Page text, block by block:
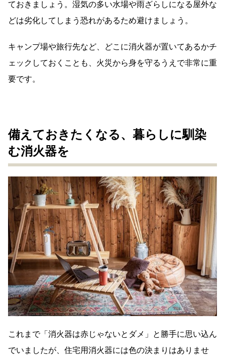
ておきましょう。湿気の多い水場や雨ざらしになる屋外な
どは劣化してしまう恐れがあるため避けましょう。
キャンプ場や旅行先など、どこに消火器が置いてあるかチ
ェックしておくことも、火災から身を守るうえで非常に重
要です。
備えておきたくなる、暮らしに馴染
む消火器を
これまで「消火器は赤じゃないとダメ」と勝手に思い込ん
でいましたが、住宅用消火器には色の決まりはありませ